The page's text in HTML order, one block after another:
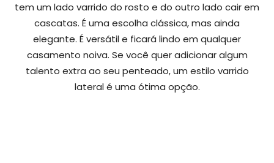
tem um lado varrido do rosto e do outro lado cair em
cascatas. É uma escolha clássica, mas ainda
elegante. É versátil e ficará lindo em qualquer
casamento noiva. Se você quer adicionar algum
talento extra ao seu penteado, um estilo varrido
lateral é uma ótima opção.